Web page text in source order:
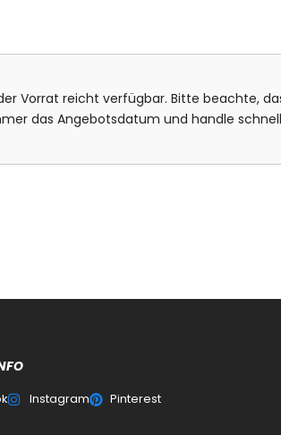
Vorrat reicht verfügbar. Bitte beachte,
das Angebotsdatum und handle
Instagram Pinterest